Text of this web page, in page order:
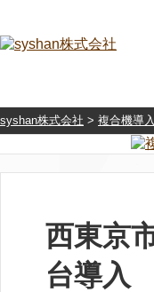
syshan株式会社 > 複合機導
西東京
台導入